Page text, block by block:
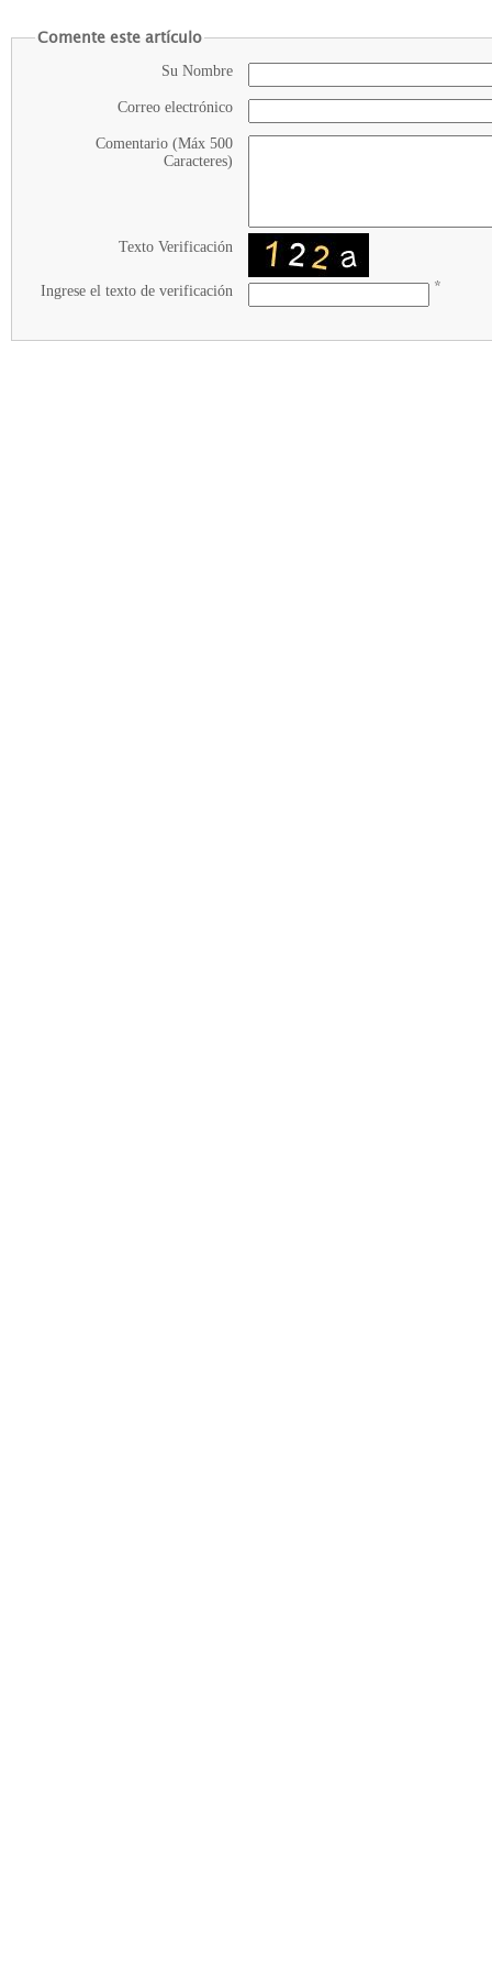
Comente este artículo
Su Nombre
Correo electrónico
Comentario (Máx 500
Caracteres)
Texto Verificación
Ingrese el texto de verificación *